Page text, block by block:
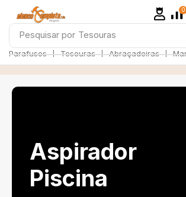
Pesquisar por Parafusos
Parafusos ❘ Tesouras ❘ Abraçadeiras ❘
0
Aspirador
Piscina